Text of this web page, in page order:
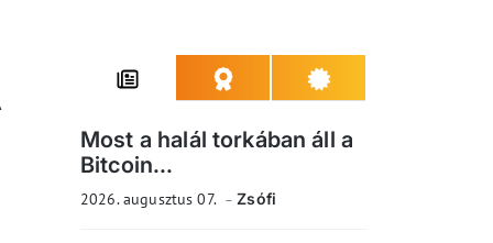
Most a halál torkában áll a
Bitcoin...
2026. augusztus 07. Zsófi